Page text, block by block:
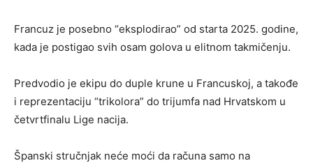
Francuz je posebno “eksplodirao” od starta 2025. godine,
kada je postigao svih osam golova u elitnom takmičenju.
Predvodio je ekipu do duple krune u Francuskoj, a takođe
i reprezentaciju “trikolora” do trijumfa nad Hrvatskom u
četvrtfinalu Lige nacija.
Španski stručnjak neće moći da računa samo na